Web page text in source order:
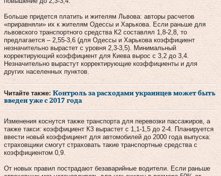
Больше придется платить и жителям Львова: авторы расчетов
«приравняли» их к жителям Одессы и Харькова. Если раньше для
львовского транспортного средства К2 составлял 1,8-2,8, то
предлагается – 2,55-3,6 (для Одессы и Харькова коэффициент
незначительно вырастет с уровня 2,3-3,5). Минимальный
корректирующий коэффициент для Киева вырос с 3,2 до 3,4.
Незначительно вырастут корректирующие коэффициенты и для
других населенных пунктов.
Читайте также: Контроль за расходами украинцев может быть
введен уже с 2017 года
Изменения коснутся также транспорта для перевозки пассажиров, а
также такси: коэффициент К3 вырастет с 1,1-1,5 до 2-4. Планируется
ввести новый коэффициент для автомобилей до 2000 года выпуска:
страховщики смогут страховать такие транспортные средства с
коэффициентом 0,9.
От новых правил пострадают безаварийные водители. Если раньше